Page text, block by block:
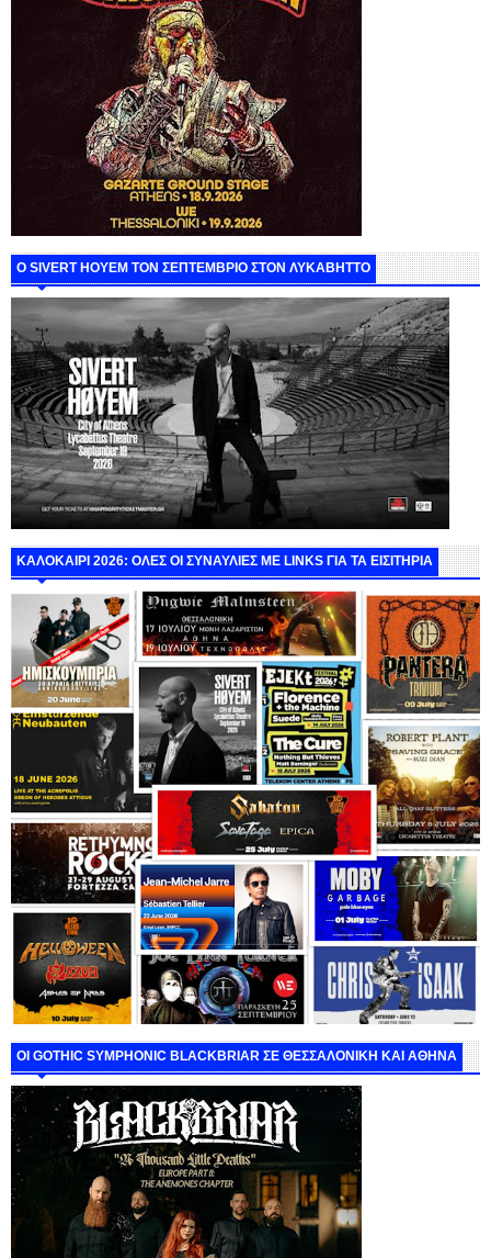
Ο SIVERT HOYEM ΤΟΝ ΣΕΠΤΕΜΒΡΙΟ ΣΤΟΝ ΛΥΚΑΒΗΤΤΟ
ΚΑΛΟΚΑΙΡΙ 2026: ΟΛΕΣ ΟΙ ΣΥΝΑΥΛΙΕΣ ΜΕ LINKS ΓΙΑ ΤΑ ΕΙΣΙΤΗΡΙΑ
ΟΙ GOTHIC SYMPHONIC BLACKBRIAR ΣΕ ΘΕΣΣΑΛΟΝΙΚΗ ΚΑΙ ΑΘΗΝΑ